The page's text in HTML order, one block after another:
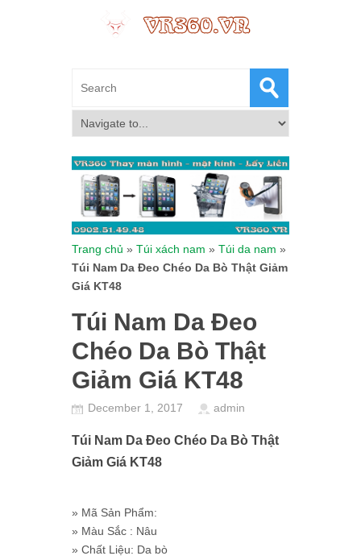
Trang chủ » Túi xách nam » Túi da nam »
Túi Nam Da Đeo Chéo Da Bò Thật Giảm
Giá KT48
Túi Nam Da Đeo
Chéo Da Bò Thật
Giảm Giá KT48
December 1, 2017 admin
Túi Nam Da Đeo Chéo Da Bò Thật
Giảm Giá KT48
» Mã Sản Phẩm:
» Màu Sắc : Nâu
» Chất Liệu: Da bò